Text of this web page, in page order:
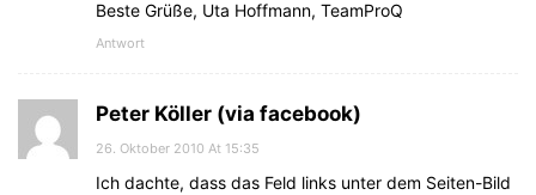
Beste Grüße, Uta Hoffmann, TeamProQ
Antwort
Peter Köller (via facebook)
26. Oktober 2010 At 15:35
Ich dachte, dass das Feld links unter dem Seiten-Bild